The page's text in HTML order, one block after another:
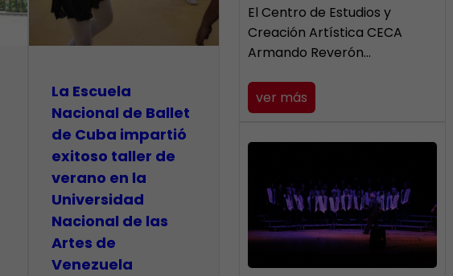
La Escuela
Nacional de Ballet
de Cuba impartió
exitoso taller de
verano en la
Universidad
Nacional de las
Artes de
Venezuela
El Centro de Estudios y
Creación Artística CECA
Armando Reverón…
ver más